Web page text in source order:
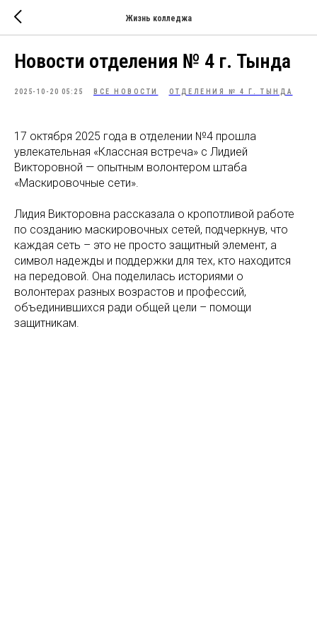
Жизнь колледжа
Новости отделения № 4 г. Тында
2025-10-20 05:25 ВСЕ НОВОСТИ ОТДЕЛЕНИЯ № 4 Г. ТЫНДА
17 октября 2025 года в отделении №4 прошла
увлекательная «Классная встреча» с Лидией
Викторовной — опытным волонтером штаба
«Маскировочные сети».
Лидия Викторовна рассказала о кропотливой работе
по созданию маскировочных сетей, подчеркнув, что
каждая сеть – это не просто защитный элемент, а
символ надежды и поддержки для тех, кто находится
на передовой. Она поделилась историями о
волонтерах разных возрастов и профессий,
объединившихся ради общей цели – помощи
защитникам.